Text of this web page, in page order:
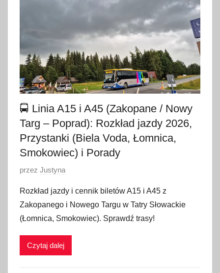
i
a
2
0
2
🚍 Linia A15 i A45 (Zakopane / Nowy
Targ – Poprad): Rozkład jazdy 2026,
Przystanki (Biela Voda, Łomnica,
Smokowiec) i Porady
O
u
b
l
i
przez Justyna
Rozkład jazdy i cennik biletów A15 i A45 z
Zakopanego i Nowego Targu w Tatry Słowackie
(Łomnica, Smokowiec). Sprawdź trasy!
Czytaj dalej